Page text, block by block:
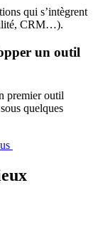
qui s’intègrent
CRM…).
un outil
premier outil
quelques